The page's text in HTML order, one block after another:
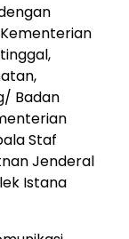
Badan
Staf
Jenderal
Istana